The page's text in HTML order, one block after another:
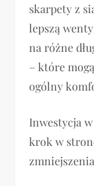
skarpety z
lepszą
na różne
– które
ogólny
Inwestycja
krok w